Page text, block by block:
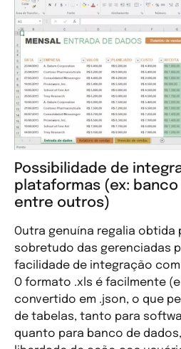
Possibilidade de
plataformas (ex: banco
entre outros)
Outra genuína regalia obtida
sobretudo das gerenciadas
facilidade de integração
O formato .xls é facilmente
convertido em .json, o que
de tabelas, tanto para
quanto para banco de